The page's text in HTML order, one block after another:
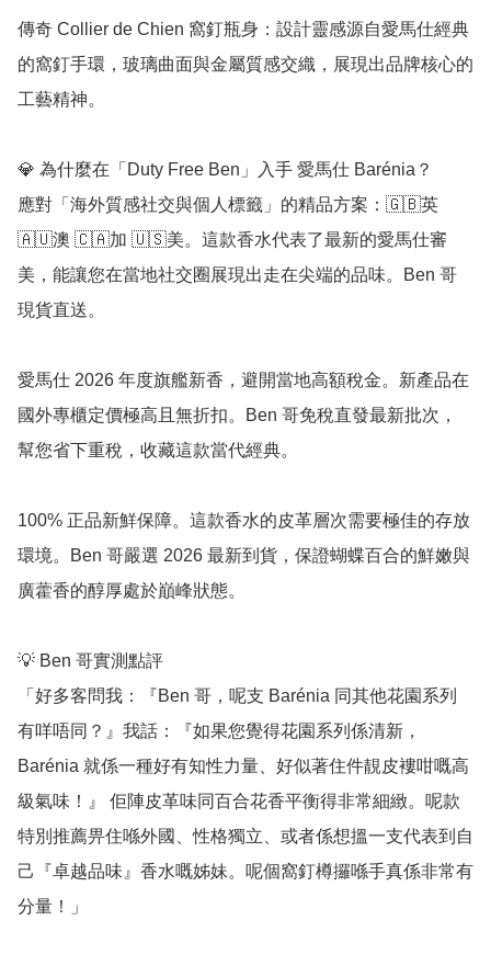
傳奇 Collier de Chien 窩釘瓶身：設計靈感源自愛馬仕經典
的窩釘手環，玻璃曲面與金屬質感交織，展現出品牌核心的
工藝精神。
💎 為什麼在「Duty Free Ben」入手 愛馬仕 Barénia？
應對「海外質感社交與個人標籤」的精品方案：🇬🇧英
🇦🇺澳 🇨🇦加 🇺🇸美。這款香水代表了最新的愛馬仕審
美，能讓您在當地社交圈展現出走在尖端的品味。Ben 哥
現貨直送。
愛馬仕 2026 年度旗艦新香，避開當地高額稅金。新產品在
國外專櫃定價極高且無折扣。Ben 哥免稅直發最新批次，
幫您省下重稅，收藏這款當代經典。
100% 正品新鮮保障。這款香水的皮革層次需要極佳的存放
環境。Ben 哥嚴選 2026 最新到貨，保證蝴蝶百合的鮮嫩與
廣藿香的醇厚處於巔峰狀態。
💡 Ben 哥實測點評
「好多客問我：『Ben 哥，呢支 Barénia 同其他花園系列
有咩唔同？』我話：『如果您覺得花園系列係清新，
Barénia 就係一種好有知性力量、好似著住件靚皮褸咁嘅高
級氣味！』 佢陣皮革味同百合花香平衡得非常細緻。呢款
特別推薦畀住喺外國、性格獨立、或者係想搵一支代表到自
己『卓越品味』香水嘅姊妹。呢個窩釘樽攞喺手真係非常有
分量！」